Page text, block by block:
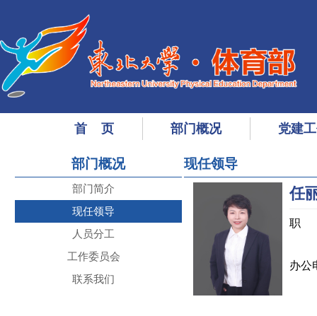
首 页 部门概况 党建
部门概况
部门简介
现任领导
人员分工
工作委员会
联系我们
现任领导
任
职
办公